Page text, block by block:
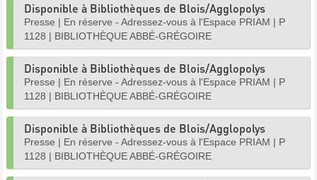
Disponible à Bibliothèques de Blois/Agglopolys
Presse | En réserve - Adressez-vous à l'Espace PRIAM | P
1128 | BIBLIOTHÈQUE ABBÉ-GRÉGOIRE
Disponible à Bibliothèques de Blois/Agglopolys
Presse | En réserve - Adressez-vous à l'Espace PRIAM | P
1128 | BIBLIOTHÈQUE ABBÉ-GRÉGOIRE
Disponible à Bibliothèques de Blois/Agglopolys
Presse | En réserve - Adressez-vous à l'Espace PRIAM | P
1128 | BIBLIOTHÈQUE ABBÉ-GRÉGOIRE